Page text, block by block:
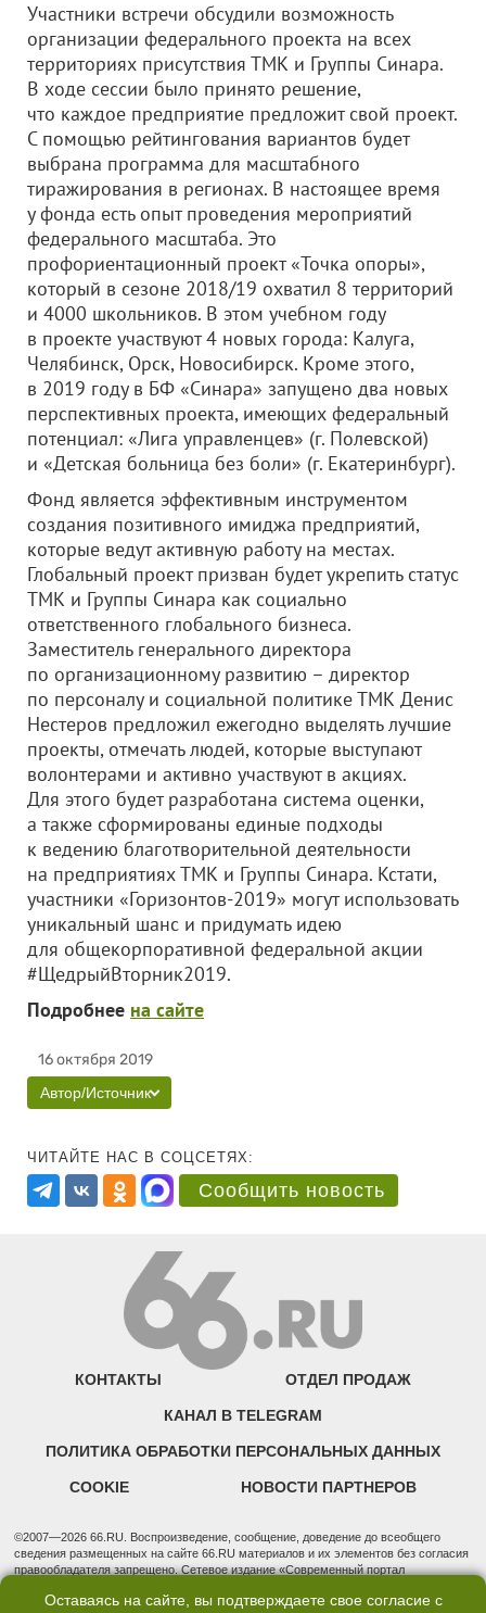
Участники встречи обсудили возможность
организации федерального проекта на всех
территориях присутствия ТМК и Группы Синара.
В ходе сессии было принято решение,
что каждое предприятие предложит свой проект.
С помощью рейтингования вариантов будет
выбрана программа для масштабного
тиражирования в регионах. В настоящее время
у фонда есть опыт проведения мероприятий
федерального масштаба. Это
профориентационный проект «Точка опоры»,
который в сезоне 2018/19 охватил 8 территорий
и 4000 школьников. В этом учебном году
в проекте участвуют 4 новых города: Калуга,
Челябинск, Орск, Новосибирск. Кроме этого,
в 2019 году в БФ «Синара» запущено два новых
перспективных проекта, имеющих федеральный
потенциал: «Лига управленцев» (г. Полевской)
и «Детская больница без боли» (г. Екатеринбург).
Фонд является эффективным инструментом
создания позитивного имиджа предприятий,
которые ведут активную работу на местах.
Глобальный проект призван будет укрепить статус
ТМК и Группы Синара как социально
ответственного глобального бизнеса.
Заместитель генерального директора
по организационному развитию – директор
по персоналу и социальной политике ТМК Денис
Нестеров предложил ежегодно выделять лучшие
проекты, отмечать людей, которые выступают
волонтерами и активно участвуют в акциях.
Для этого будет разработана система оценки,
а также сформированы единые подходы
к ведению благотворительной деятельности
на предприятиях ТМК и Группы Синара. Кстати,
участники «Горизонтов-2019» могут использовать
уникальный шанс и придумать идею
для общекорпоративной федеральной акции
#ЩедрыйВторник2019.
Подробнее на сайте
16 октября 2019
Автор/Источник
ЧИТАЙТЕ НАС В СОЦСЕТЯХ:
Сообщить новость
КОНТАКТЫ ОТДЕЛ ПРОДАЖ
КАНАЛ В TELEGRAM
ПОЛИТИКА ОБРАБОТКИ ПЕРСОНАЛЬНЫХ ДАННЫХ
COOKIE НОВОСТИ ПАРТНЕРОВ
©2007—2026 66.RU. Воспроизведение, сообщение, доведение до всеобщего
сведения размещенных на сайте 66.RU материалов и их элементов без согласия
правообладателя запрещено. Сетевое издание «Современный портал
надзору в сфере связи, информационных технологий и массовых коммуникаций
Оставаясь на сайте, вы подтверждаете свое согласие с